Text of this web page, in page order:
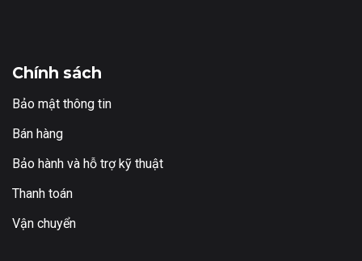
Chính sách
Bảo mật thông tin
Bán hàng
Bảo hành và hỗ trợ kỹ thuật
Thanh toán
Vận chuyển